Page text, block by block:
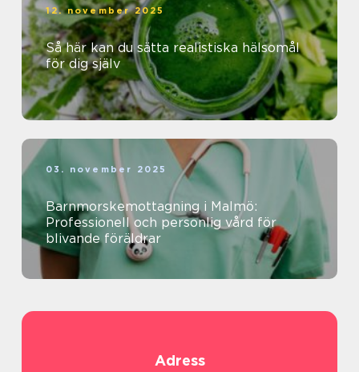
12. november 2025
Så här kan du sätta realistiska hälsomål
för dig själv
03. november 2025
Barnmorskemottagning i Malmö:
Professionell och personlig vård för
blivande föräldrar
Adress